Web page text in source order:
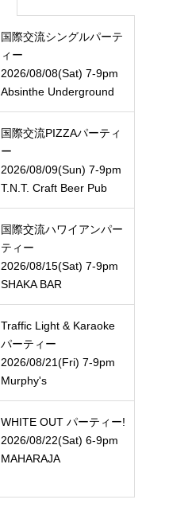
国際交流シングルパーテ
ィー
2026/08/08(Sat) 7-9pm
Absinthe Underground
国際交流PIZZAパーティ
ー
2026/08/09(Sun) 7-9pm
T.N.T. Craft Beer Pub
国際交流ハワイアンパー
ティー
2026/08/15(Sat) 7-9pm
SHAKA BAR
Traffic Light & Karaoke
パーティー
2026/08/21(Fri) 7-9pm
Murphy's
WHITE OUT パーティー!
2026/08/22(Sat) 6-9pm
MAHARAJA